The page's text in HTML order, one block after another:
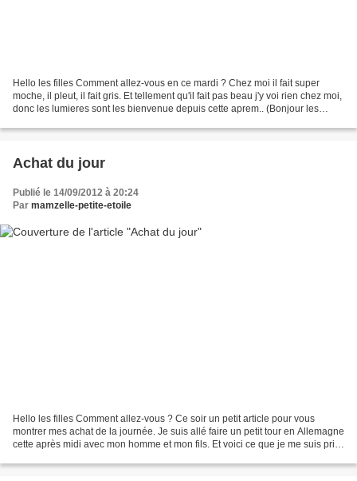
Hello les filles Comment allez-vous en ce mardi ? Chez moi il fait super
moche, il pleut, il fait gris. Et tellement qu'il fait pas beau j'y voi rien chez moi,
donc les lumieres sont les bienvenue depuis cette aprem.. (Bonjour les
Achat du jour
Publié le 14/09/2012 à 20:24
Par mamzelle-petite-etoile
Hello les filles Comment allez-vous ? Ce soir un petit article pour vous
montrer mes achat de la journée. Je suis allé faire un petit tour en Allemagne
cette après midi avec mon homme et mon fils. Et voici ce que je me suis pris.